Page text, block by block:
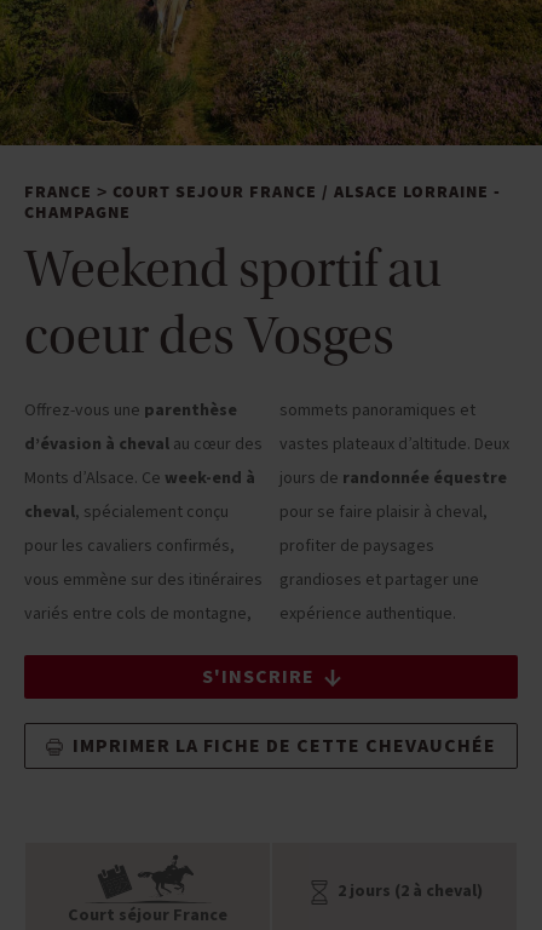
FRANCE > COURT SEJOUR FRANCE / ALSACE LORRAINE -
CHAMPAGNE
Weekend sportif au
coeur des Vosges
Offrez-vous une parenthèse
d’évasion à cheval au cœur des
Monts d’Alsace. Ce week-end à
cheval, spécialement conçu
pour les cavaliers confirmés,
vous emmène sur des itinéraires
variés entre cols de montagne,
sommets panoramiques et
vastes plateaux d’altitude. Deux
jours de randonnée équestre
pour se faire plaisir à cheval,
profiter de paysages
grandioses et partager une
expérience authentique.
S'INSCRIRE
IMPRIMER LA FICHE DE CETTE CHEVAUCHÉE
Court séjour France
2 jours (2 à cheval)